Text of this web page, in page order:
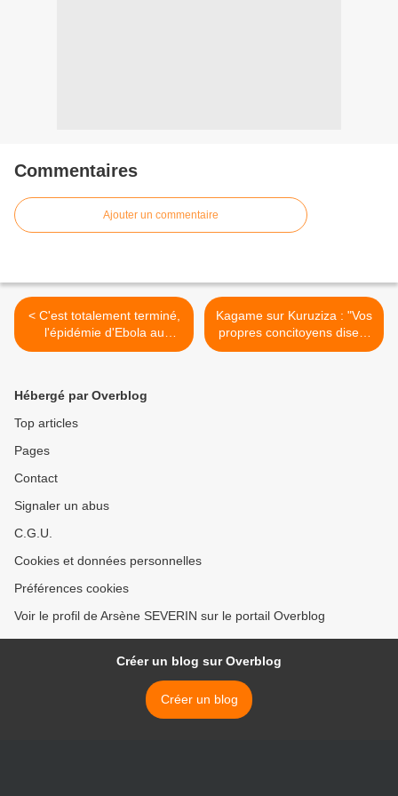
Commentaires
Ajouter un commentaire
< C'est totalement terminé,
l'épidémie d'Ebola au
Libéria
Kagame sur Kuruziza : "Vos
propres concitoyens disent
qu'ils ne veulent plus que
Hébergé par Overblog
Top articles
Pages
Contact
Signaler un abus
C.G.U.
Cookies et données personnelles
Préférences cookies
Voir le profil de Arsène SEVERIN sur le portail Overblog
Créer un blog sur Overblog
Créer un blog